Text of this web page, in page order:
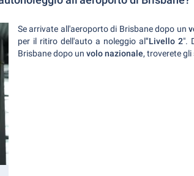
Se arrivate all'aeroporto di Brisbane dopo un
per il ritiro dell'auto a noleggio al"Livello 2".
Brisbane dopo un volo nazionale, troverete